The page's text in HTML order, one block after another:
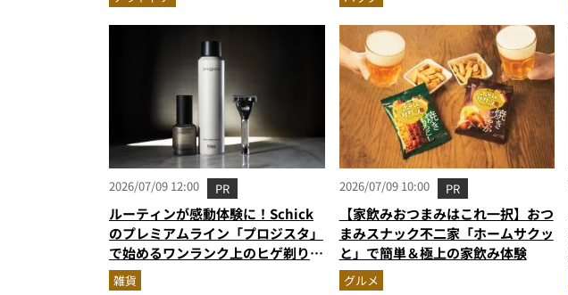
2026/07/09 12:00 PR
ルーティンが感動体験に！Schick
のプレミアムライン「プロジスタ」
で始めるワンランク上のヒゲ剃り習
慣
雑貨
2026/07/09 10:00 PR
【家飲みおつまみはこれ一択】おつ
まみスナック不二家「ホームサクッ
と」で簡単＆極上の家飲み体験
グルメ